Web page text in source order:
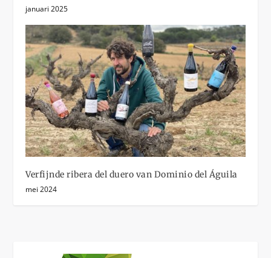
januari 2025
Verfijnde ribera del duero van Dominio del Águila
mei 2024